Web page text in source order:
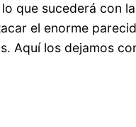
que sucederá con
el enorme
Aquí los dejamos